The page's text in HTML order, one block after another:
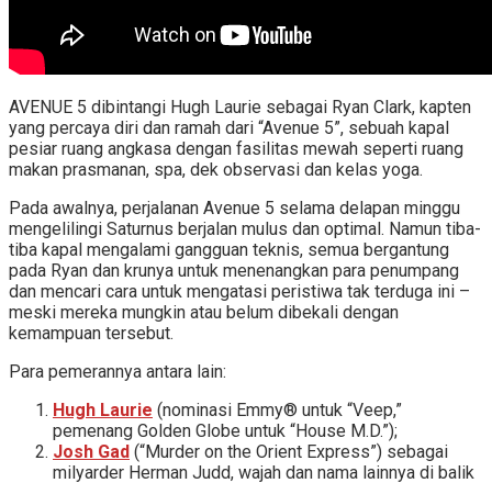
AVENUE 5 dibintangi Hugh Laurie sebagai Ryan Clark, kapten
yang percaya diri dan ramah dari “Avenue 5”, sebuah kapal
pesiar ruang angkasa dengan fasilitas mewah seperti ruang
makan prasmanan, spa, dek observasi dan kelas yoga.
Pada awalnya, perjalanan Avenue 5 selama delapan minggu
mengelilingi Saturnus berjalan mulus dan optimal. Namun tiba-
tiba kapal mengalami gangguan teknis, semua bergantung
pada Ryan dan krunya untuk menenangkan para penumpang
dan mencari cara untuk mengatasi peristiwa tak terduga ini –
meski mereka mungkin atau belum dibekali dengan
kemampuan tersebut.
Para pemerannya antara lain:
Hugh Laurie (nominasi Emmy® untuk “Veep,”
pemenang Golden Globe untuk “House M.D.”);
Josh Gad (“Murder on the Orient Express”) sebagai
milyarder Herman Judd, wajah dan nama lainnya di balik